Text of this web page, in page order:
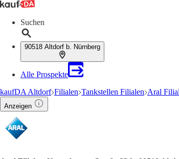
Suchen
90518 Altdorf b. Nürnberg
Alle Prospekte
kaufDA Altdorf Filialen Tankstellen Filialen Aral
Anzeigen